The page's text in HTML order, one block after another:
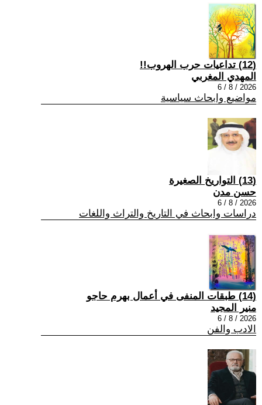
(12) تداعيات حرب الهروب!!
المهدي المغربي
2026 / 8 / 6
مواضيع وابحاث سياسية
(13) التواريخ الصغيرة
حسن مدن
2026 / 8 / 6
دراسات وابحاث في التاريخ والتراث واللغات
(14) طبقات المنفى في أعمال بهرم حاجو
منير المجيد
2026 / 8 / 6
الادب والفن